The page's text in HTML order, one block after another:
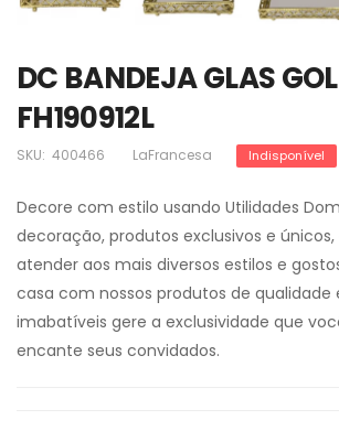
DC BANDEJA GLAS
FH190912L
SKU: 400466 LaFrancesa Indisponível
Decore com estilo usando Utilidades
decoração, produtos exclusivos e
atender aos mais diversos estilos e
casa com nossos produtos de qualidade
imabatíveis gere a exclusividade que
encante seus convidados.